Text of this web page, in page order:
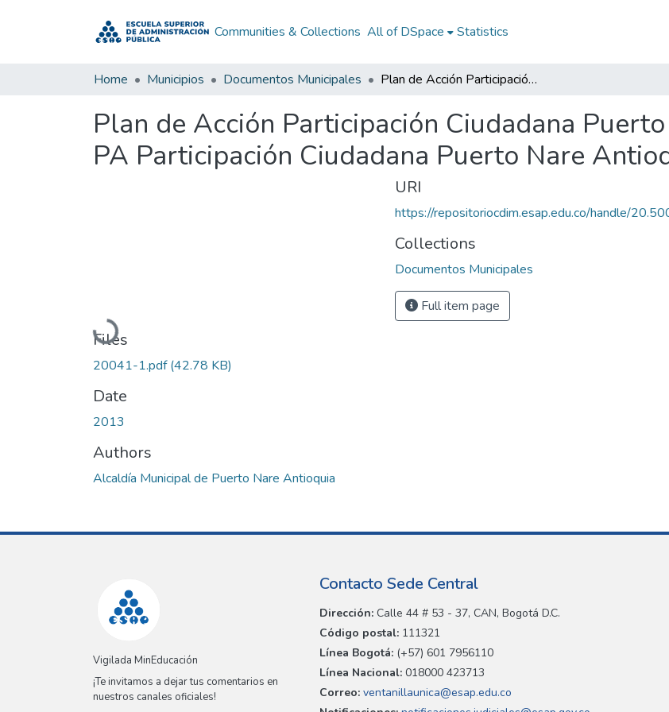
Communities & Collections All of DSpace Statistics
Home Municipios Documentos Municipales Plan de Acción Participación Ciudadana Puerto Nare Antioquia 2013: PA Participación Ciudadana Puerto Nare Antioquia 2013
Plan de Acción Participación Ciudadana
PA Participación Ciudadana Puerto Nare
Loading...
Files
20041-1.pdf(42.78 KB)
Date
2013
Authors
Alcaldía Municipal de Puerto Nare Antioquia
URI
https://repositoriocdim.esap.edu.co/handle/
Collections
Documentos Municipales
Full item page
Vigilada MinEducación
¡Te invitamos a dejar tus comentarios en
nuestros canales oficiales!
Contacto Sede Central
Dirección: Calle 44 # 53 - 37, CAN, Bogotá D.C.
Código postal: 111321
Línea Bogotá: (+57) 601 7956110
Línea Nacional: 018000 423713
Correo: ventanillaunica@esap.edu.co